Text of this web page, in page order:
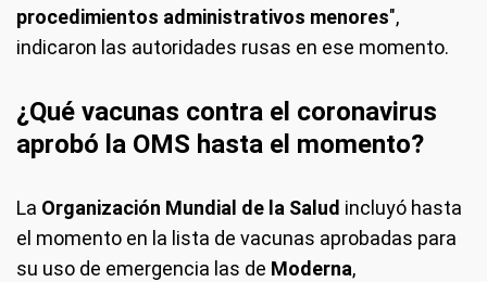
procedimientos administrativos menores",
indicaron las autoridades rusas en ese momento.
¿Qué vacunas contra el coronavirus
aprobó la OMS hasta el momento?
La Organización Mundial de la Salud incluyó hasta
el momento en la lista de vacunas aprobadas para
su uso de emergencia las de Moderna,